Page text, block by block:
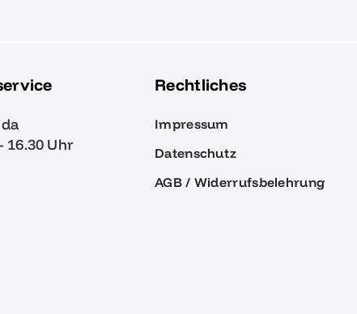
16.30 Uhr
Rechtliches
Impressum
Datenschutz
AGB / Widerrufsbelehrung